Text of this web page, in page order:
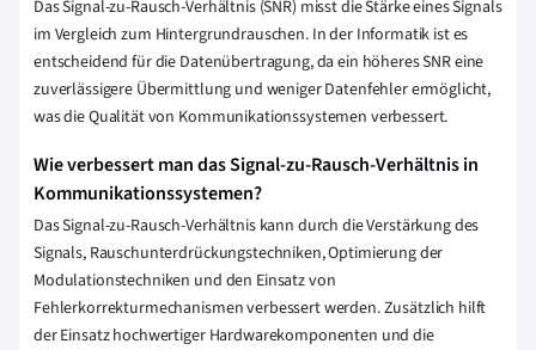
Das Signal-zu-Rausch-Verhältnis (SNR) misst die Stärke eines Signals
im Vergleich zum Hintergrundrauschen. In der Informatik ist es
entscheidend für die Datenübertragung, da ein höheres SNR eine
zuverlässigere Übermittlung und weniger Datenfehler ermöglicht,
was die Qualität von Kommunikationssystemen verbessert.
Wie verbessert man das Signal-zu-Rausch-Verhältnis in
Kommunikationssystemen?
Das Signal-zu-Rausch-Verhältnis kann durch die Verstärkung des
Signals, Rauschunterdrückungstechniken, Optimierung der
Modulationstechniken und den Einsatz von
Fehlerkorrekturmechanismen verbessert werden. Zusätzlich hilft
der Einsatz hochwertiger Hardwarekomponenten und die